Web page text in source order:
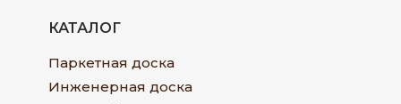
КАТАЛОГ
Паркетная доска
Инженерная доска